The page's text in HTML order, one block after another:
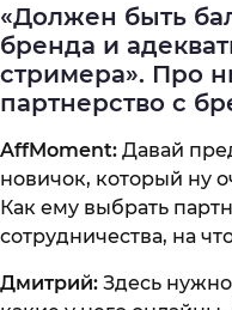
«Должен быть
бренда и
стримера». Про
партнерство с
AffMoment: Давай
новичок, который ну
Как ему выбрать
сотрудничества, на
Дмитрий: Здесь